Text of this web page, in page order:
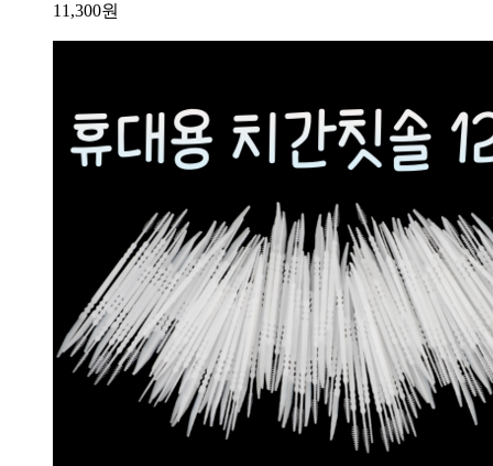
11,300원